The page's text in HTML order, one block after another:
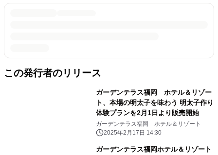
この発行者のリリース
ガーデンテラス福岡 ホテル＆リゾー
ト、本場の明太子を味わう 明太子作り
体験プランを2月1日より販売開始
ガーデンテラス福岡 ホテル＆リゾート
2025年2月17日 14:30
ガーデンテラス福岡ホテル＆リゾート